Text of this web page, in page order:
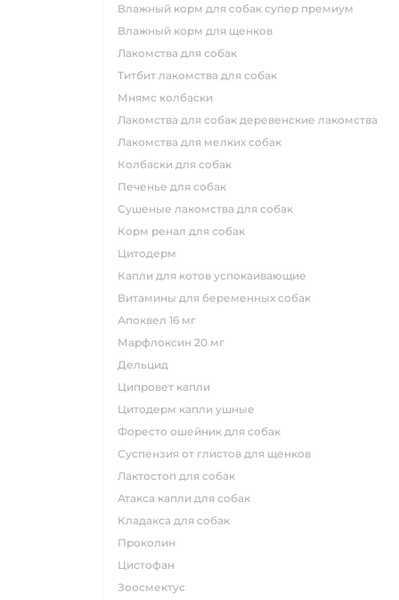
влажный корм для собак супер премиум
влажный корм для щенков
лакомства для собак
титбит лакомства для собак
мнямс колбаски
лакомства для собак деревенские лакомства
лакомства для мелких собак
колбаски для собак
печенье для собак
сушеные лакомства для собак
корм ренал для собак
цитодерм
капли для котов успокаивающие
витамины для беременных собак
апоквел 16 мг
марфлоксин 20 мг
дельцид
ципровет капли
цитодерм капли ушные
форесто ошейник для собак
суспензия от глистов для щенков
лактостоп для собак
атакса капли для собак
кладакса для собак
проколин
цистофан
зоосмектус